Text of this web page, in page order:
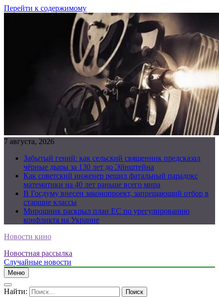
Перейти к содержимому
7 августа, 2026
Забытый гений: как сельский священник предсказал
чёрные дыры за 130 лет до Эйнштейна
Как советский инженер решил фатальный парадокс
математики на 40 лет раньше всего мира
В Госдуму внесен законопроект, запрещающий отбор в
старшие классы
Мирошник раскрыл план ЕС по урегулированию
конфликта на Украине
Новости кино
Новостная рассылка
Случайные новости
Меню
Найти: